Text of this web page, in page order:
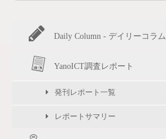
Daily Column - デイリーコラム
YanoICT調査レポート
発刊レポート一覧
レポートサマリー